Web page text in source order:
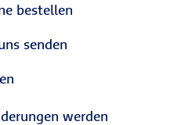
bestellen
senden
werden